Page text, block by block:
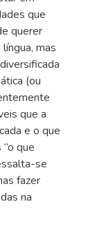
que
querer
mas
(ou
que a
e o que
que
se
fazer
na